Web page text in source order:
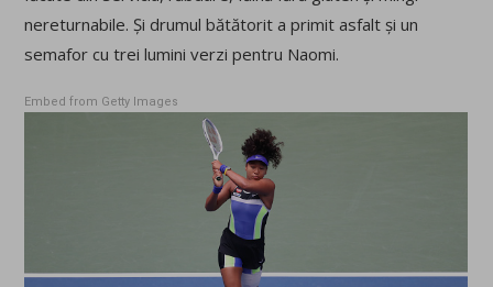
nereturnabile. Și drumul bătătorit a primit asfalt și un
semafor cu trei lumini verzi pentru Naomi.
Embed from Getty Images